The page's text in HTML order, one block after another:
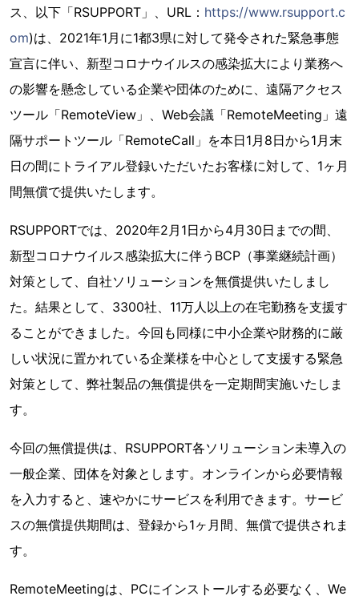
ス、以下「RSUPPORT」、URL： https://www.rsupport.c
om)は、2021年1月に1都3県に対して発令された緊急事態
宣言に伴い、新型コロナウイルスの感染拡大により業務へ
の影響を懸念している企業や団体のために、遠隔アクセス
ツール「RemoteView」、Web会議「RemoteMeeting」遠
隔サポートツール「RemoteCall」を本日1月8日から1月末
日の間にトライアル登録いただいたお客様に対して、1ヶ月
間無償で提供いたします。
RSUPPORTでは、2020年2月1日から4月30日までの間、
新型コロナウイルス感染拡大に伴うBCP（事業継続計画）
対策として、自社ソリューションを無償提供いたしまし
た。結果として、3300社、11万人以上の在宅勤務を支援す
ることができました。今回も同様に中小企業や財務的に厳
しい状況に置かれている企業様を中心として支援する緊急
対策として、弊社製品の無償提供を一定期間実施いたしま
す。
今回の無償提供は、RSUPPORT各ソリューション未導入の
一般企業、団体を対象とします。オンラインから必要情報
を入力すると、速やかにサービスを利用できます。サービ
スの無償提供期間は、登録から1ヶ月間、無償で提供されま
す。
RemoteMeetingは、PCにインストールする必要なく、We